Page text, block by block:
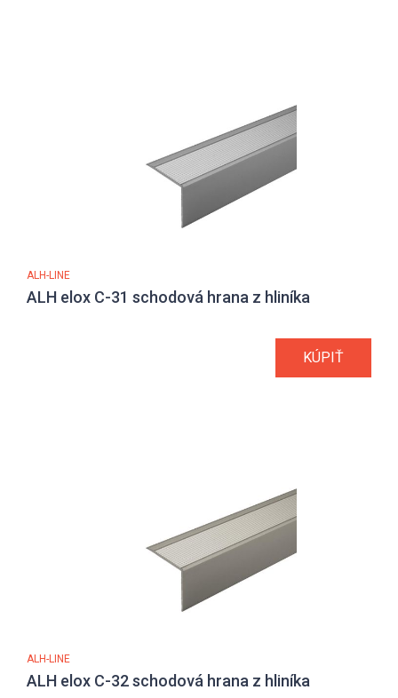
ALH-LINE
ALH elox C-31 schodová hrana z hliníka
KÚPIŤ
ALH-LINE
ALH elox C-32 schodová hrana z hliníka